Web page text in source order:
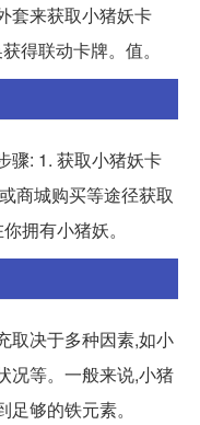
套来获取小猪妖卡
得联动卡牌。值。
骤: 1. 获取小猪妖卡
商城购买等途径获取
拥有小猪妖。
取决于多种因素,如小
况等。一般来说,小猪
够的铁元素。